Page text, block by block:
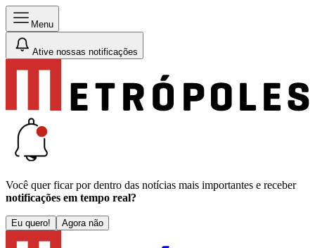
Menu
Ative nossas notificações
Você quer ficar por dentro das notícias mais importantes e receber
notificações em tempo real?
Eu quero! Agora não